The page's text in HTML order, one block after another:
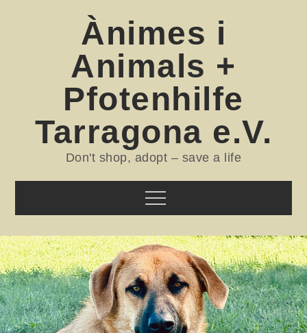
Ànimes i
Animals +
Pfotenhilfe
Tarragona e.V.
Don't shop, adopt – save a life
Menu